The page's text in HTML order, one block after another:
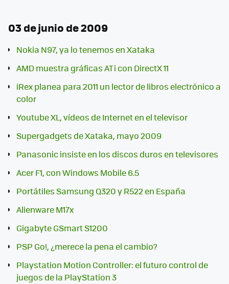
03 de junio de 2009
Nokia N97, ya lo tenemos en Xataka
AMD muestra gráficas ATi con DirectX 11
iRex planea para 2011 un lector de libros electrónico a
color
Youtube XL, vídeos de Internet en el televisor
Supergadgets de Xataka, mayo 2009
Panasonic insiste en los discos duros en televisores
Acer F1, con Windows Mobile 6.5
Portátiles Samsung Q320 y R522 en España
Alienware M17x
Gigabyte GSmart S1200
PSP Go!, ¿merece la pena el cambio?
Playstation Motion Controller: el futuro control de
juegos de la PlayStation 3